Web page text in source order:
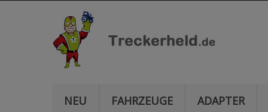
NEU FAHRZEUGE ADAPTER